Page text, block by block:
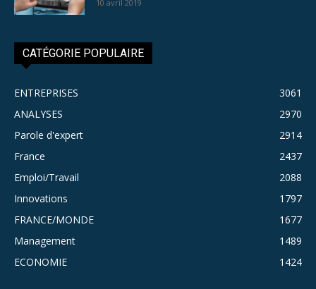
10 avril 2019
CATÉGORIE POPULAIRE
ENTREPRISES
3061
ANALYSES
2970
Parole d'expert
2914
France
2437
Emploi/Travail
2088
Innovations
1797
FRANCE/MONDE
1677
Management
1489
ECONOMIE
1424